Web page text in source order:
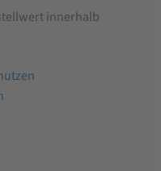
innerhalb